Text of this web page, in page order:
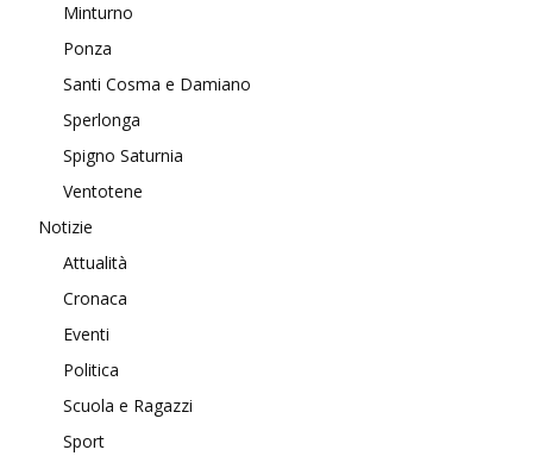
Minturno
Ponza
Santi Cosma e Damiano
Sperlonga
Spigno Saturnia
Ventotene
Notizie
Attualità
Cronaca
Eventi
Politica
Scuola e Ragazzi
Sport